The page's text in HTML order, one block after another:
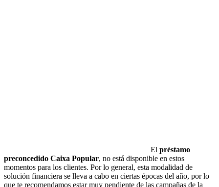
El préstamo
preconcedido Caixa Popular, no está disponible en estos
momentos para los clientes. Por lo general, esta modalidad de
solución financiera se lleva a cabo en ciertas épocas del año, por lo
que te recomendamos estar muy pendiente de las campañas de la